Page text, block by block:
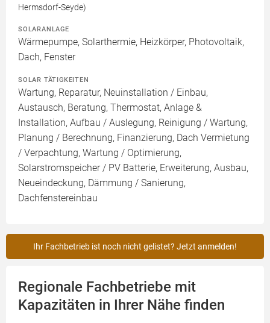
Hermsdorf-Seyde)
SOLARANLAGE
Wärmepumpe, Solarthermie, Heizkörper, Photovoltaik,
Dach, Fenster
SOLAR TÄTIGKEITEN
Wartung, Reparatur, Neuinstallation / Einbau,
Austausch, Beratung, Thermostat, Anlage &
Installation, Aufbau / Auslegung, Reinigung / Wartung,
Planung / Berechnung, Finanzierung, Dach Vermietung
/ Verpachtung, Wartung / Optimierung,
Solarstromspeicher / PV Batterie, Erweiterung, Ausbau,
Neueindeckung, Dämmung / Sanierung,
Dachfenstereinbau
Ihr Fachbetrieb ist noch nicht gelistet? Jetzt anmelden!
Regionale Fachbetriebe mit
Kapazitäten in Ihrer Nähe finden